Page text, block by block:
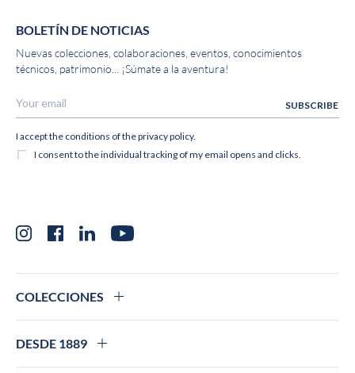
BOLETÍN DE NOTICIAS
Nuevas colecciones, colaboraciones, eventos, conocimientos
técnicos, patrimonio... ¡Súmate a la aventura!
InstagramFacebookLinkedInYouTube
COLECCIONES
DESDE 1889